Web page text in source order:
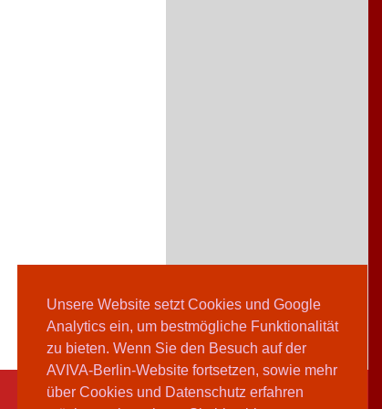
Unsere Website setzt Cookies und Google
Analytics ein, um bestmögliche Funktionalität
zu bieten. Wenn Sie den Besuch auf der
AVIVA-Berlin-Website fortsetzen, sowie mehr
über Cookies und Datenschutz erfahren